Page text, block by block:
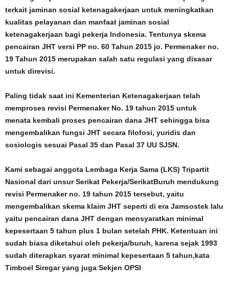
terkait jaminan sosial ketenagakerjaan untuk meningkatkan
kualitas pelayanan dan manfaat jaminan sosial
ketenagakerjaan bagi pekerja Indonesia. Tentunya skema
pencairan JHT versi PP no. 60 Tahun 2015 jo. Permenaker no.
19 Tahun 2015 merupakan salah satu regulasi yang disasar
untuk direvisi.
Paling tidak saat ini Kementerian Ketenagakerjaan telah
memproses revisi Permenaker No. 19 tahun 2015 untuk
menata kembali proses pencairan dana JHT sehingga bisa
mengembalikan fungsi JHT secara filofosi, yuridis dan
sosiologis sesuai Pasal 35 dan Pasal 37 UU SJSN.
Kami sebagai anggota Lembaga Kerja Sama (LKS) Tripartit
Nasional dari unsur Serikat Pekerja/SerikatBuruh mendukung
revisi Permenaker no. 19 tahun 2015 tersebut, yaitu
mengembalikan skema klaim JHT seperti di era Jamsostek lalu
yaitu pencairan dana JHT dengan mensyaratkan minimal
kepesertaan 5 tahun plus 1 bulan setelah PHK. Ketentuan ini
sudah biasa diketahui oleh pekerja/buruh, karena sejak 1993
sudah diterapkan syarat minimal kepesertaan 5 tahun,kata
Timboel Siregar yang juga Sekjen OPSI